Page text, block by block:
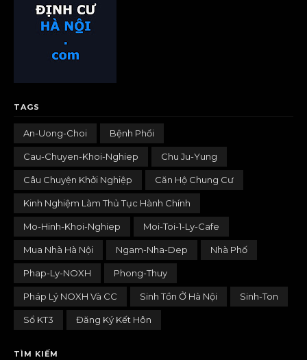
TAGS
An-Uong-Choi Bệnh Phổi
Cau-Chuyen-Khoi-Nghiep Chu Ju-Yung
Câu Chuyện Khởi Nghiệp Căn Hộ Chung Cư
Kinh Nghiệm Làm Thủ Tục Hành Chính
Mo-Hinh-Khoi-Nghiep Moi-Toi-1-Ly-Cafe
Mua Nhà Hà Nội Ngam-Nha-Dep Nhà Phố
Phap-Ly-NOXH Phong-Thuy
Pháp Lý NOXH Và CC Sinh Tồn Ở Hà Nội Sinh-Ton
Sổ KT3 Đăng Ký Kết Hôn
TÌM KIẾM